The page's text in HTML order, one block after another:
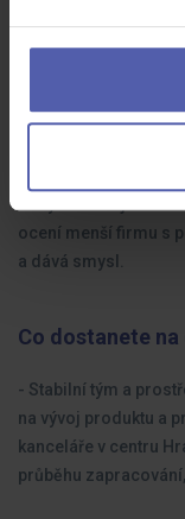
Hledáme kolegu,
- už má praxi v
relační databází
ocení menší firmu s
a dává smysl.
Co dostanete
- Stabilní tým a
na vývoj produktu a
kanceláře v centru
průběhu